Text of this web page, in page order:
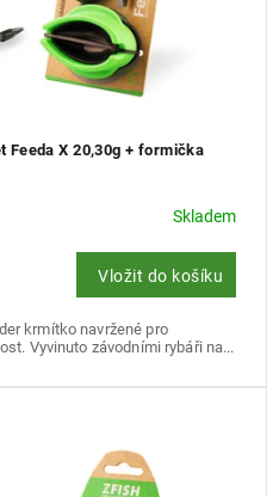
Feeda X 20,30g + formička
Skladem
Vložit do košíku
krmítko navržené pro
Vyvinuto závodními rybáři na...